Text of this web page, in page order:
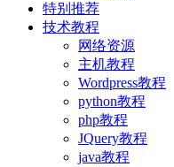
特别推荐
技术教程
网络资源
主机教程
Wordpress教程
python教程
php教程
JQuery教程
java教程